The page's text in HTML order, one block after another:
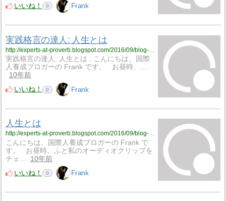
いいね！
0 Frank
実践格言の達人: 人生とは
http://experts-at-proverb.blogspot.com/2016/09/blog-post_1.html
実践格言の達人: 人生とは : こんにちは、国際
人養成ブロガーの Frank です。 お昼時、…
10年前
いいね！
0 Frank
人生とは
http://experts-at-proverb.blogspot.com/2016/09/blog-post_38.html
こんにちは、国際人養成ブロガーの Frank で
す。 お昼時、ふと私のオーディオクリップを
チェ…
10年前
いいね！
0 Frank